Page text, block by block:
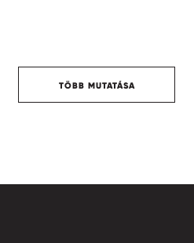
TÖBB MUTATÁSA